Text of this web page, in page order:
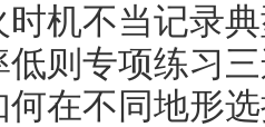
机不当记录
则专项练习
在不同地形